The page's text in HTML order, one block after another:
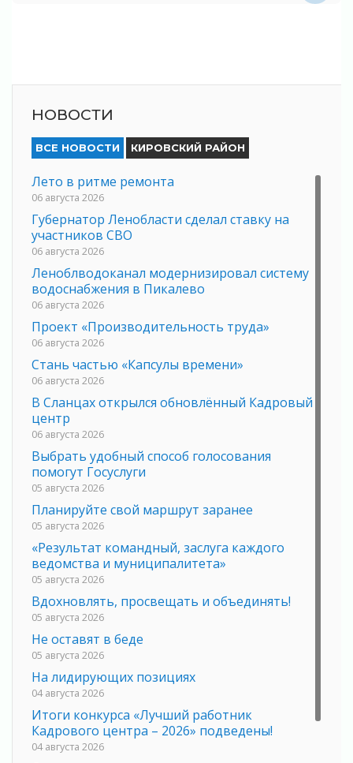
НОВОСТИ
ВСЕ НОВОСТИ КИРОВСКИЙ РАЙОН
Лето в ритме ремонта
06 августа 2026
Губернатор Ленобласти сделал ставку на
участников СВО
06 августа 2026
Леноблводоканал модернизировал систему
водоснабжения в Пикалево
06 августа 2026
Проект «Производительность труда»
06 августа 2026
Стань частью «Капсулы времени»
06 августа 2026
В Сланцах открылся обновлённый Кадровый
центр
06 августа 2026
Выбрать удобный способ голосования
помогут Госуслуги
05 августа 2026
Планируйте свой маршрут заранее
05 августа 2026
«Результат командный, заслуга каждого
ведомства и муниципалитета»
05 августа 2026
Вдохновлять, просвещать и объединять!
05 августа 2026
Не оставят в беде
05 августа 2026
На лидирующих позициях
04 августа 2026
Итоги конкурса «Лучший работник
Кадрового центра – 2026» подведены!
04 августа 2026